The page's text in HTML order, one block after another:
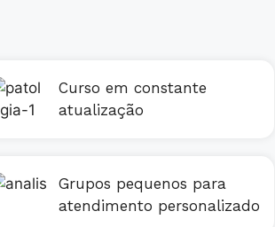
Curso em constante
atualização
Grupos pequenos para
atendimento personalizado